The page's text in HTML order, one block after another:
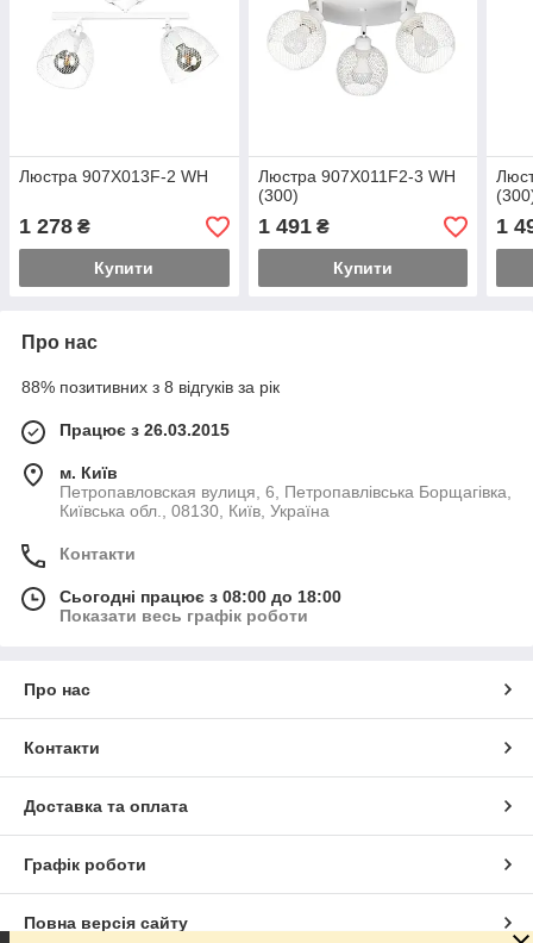
Люстра 907X013F-2 WH
1 278 ₴
Купити
Люстра 907X011F2-3 WH
(300)
1 491₴
Купити
1
Про нас
88% позитивних з 8 відгуків за рік
Працює з 26.03.2015
м. Київ
Петропавловская вулиця, 6, Петропавлівська Борщагівка,
Київська обл., 08130, Київ, Україна
Контакти
Сьогодні працює з 08:00 до 18:00
Показати весь графік роботи
Про нас
Контакти
Доставка та оплата
Графік роботи
Повна версія сайту